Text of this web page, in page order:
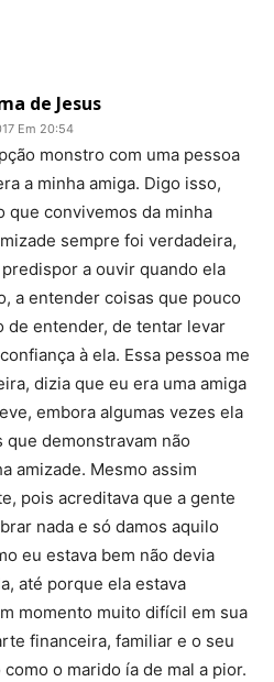
de Jesus
Em 20:54
monstro com uma pessoa
a minha amiga. Digo isso,
que convivemos da minha
sempre foi verdadeira,
a ouvir quando ela
a entender coisas que pouco
de entender, de tentar levar
à ela. Essa pessoa me
dizia que eu era uma amiga
embora algumas vezes ela
demonstravam não
amizade. Mesmo assim
pois acreditava que a gente
nada e só damos aquilo
eu estava bem não devia
até porque ela estava
momento muito difícil em sua
financeira, familiar e o seu
o marido ía de mal a pior.